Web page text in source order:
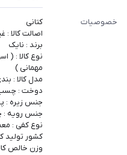
خصوصیات
کتانی
اصالت کالا :
برند : نایک
نوع کالا : (
مهمانی )
مدل کالا :
دوخت :
جنس زیره :
جنس رویه :
نوع کفی :
کشور تولید
وزن خالص